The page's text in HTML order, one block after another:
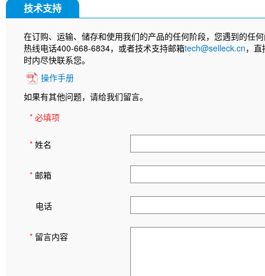
技术支持
在订购、运输、储存和使用我们的产品的任何阶段，您遇到的任
热线电话400-668-6834，或者技术支持邮箱tech@selleck.cn，
时内尽快联系您。
操作手册
如果有其他问题，请给我们留言。
* 必填项
* 姓名
* 邮箱
电话
* 留言内容